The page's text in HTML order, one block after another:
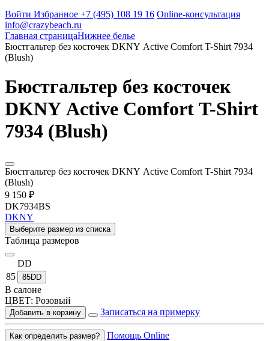
Войти Избранное +7 (495) 108 19 16 Online-консультация
info@crazybeach.ru
Главная страницаНижнее белье
Бюстгальтер без косточек DKNY Active Comfort T-Shirt 7934
(Blush)
Бюстгальтер без косточек
DKNY Active Comfort T-Shirt
7934 (Blush)
Бюстгальтер без косточек DKNY Active Comfort T-Shirt 7934
(Blush)
9 150 ₽
DK7934BS
DKNY
Выберите размер из списка
Таблица размеров
DD
85
85DD
В салоне
ЦВЕТ: Розовый
Добавить в корзину Записаться на примерку
Как определить размер?
Помощь Online